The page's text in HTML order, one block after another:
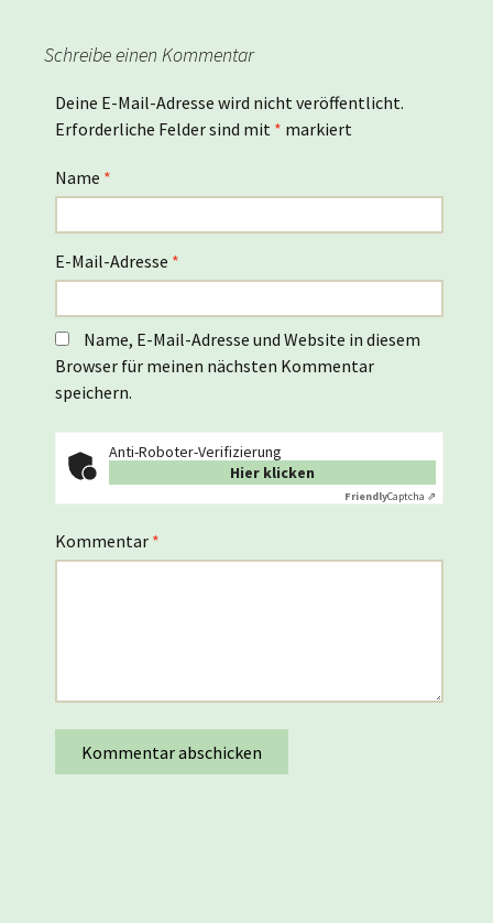
Schreibe einen Kommentar
Deine E-Mail-Adresse wird nicht veröffentlicht.
Erforderliche Felder sind mit * markiert
Name *
E-Mail-Adresse *
Name, E-Mail-Adresse und Website in diesem
Browser für meinen nächsten Kommentar
speichern.
Anti-Roboter-Verifizierung
Hier klicken
FriendlyCaptcha ⇗
Kommentar *